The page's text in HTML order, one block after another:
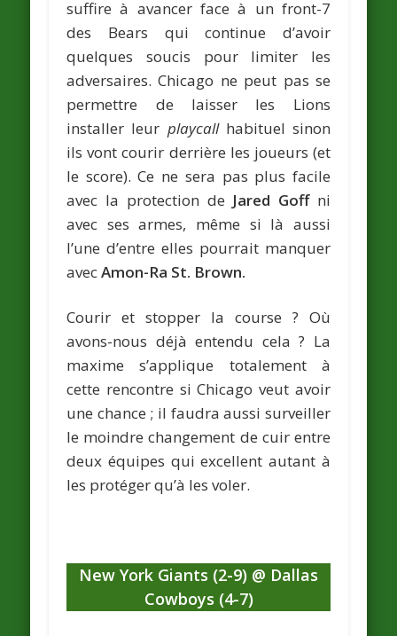
suffire à avancer face à un front-7
des Bears qui continue d’avoir
quelques soucis pour limiter les
adversaires. Chicago ne peut pas se
permettre de laisser les Lions
installer leur playcallhabituel sinon
ils vont courir derrière les joueurs (et
le score). Ce ne sera pas plus facile
avec la protection de Jared Goffni
avec ses armes, même si là aussi
l’une d’entre elles pourrait manquer
avecAmon-Ra St. Brown.
Courir et stopper la course ? Où
avons-nous déjà entendu cela ? La
maxime s’applique totalement à
cette rencontre si Chicago veut avoir
une chance ; il faudra aussi surveiller
le moindre changement de cuir entre
deux équipes qui excellent autant à
les protéger qu’à les voler.
New York Giants (2-9) @ Dallas
Cowboys (4-7)